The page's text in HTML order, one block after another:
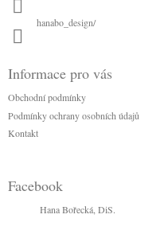
hanabo_design/
Informace pro vás
Obchodní podmínky
Podmínky ochrany osobních údajů
Kontakt
Facebook
Hana Bořecká, DiS.